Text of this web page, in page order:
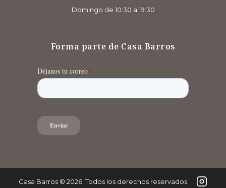
Domingo de 10:30 a 19:30
Forma parte de Casa Barros
Casa Barros© 2026. Todos los derechos reservados.